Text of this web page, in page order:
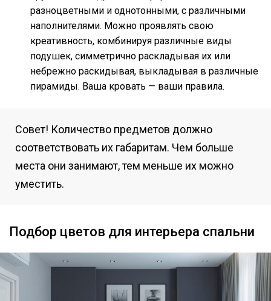
разноцветными и однотонными, с различными
наполнителями. Можно проявлять свою
креативность, комбинируя различные виды
подушек, симметрично раскладывая их или
небрежно раскидывая, выкладывая в различные
пирамиды. Ваша кровать — ваши правила.
Совет! Количество предметов должно
соответствовать их габаритам. Чем больше
места они занимают, тем меньше их можно
уместить.
Подбор цветов для интерьера спальни